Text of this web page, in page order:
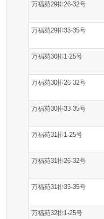
万福苑29排26-32号
万福苑29排33-35号
万福苑30排1-25号
万福苑30排26-32号
万福苑30排33-35号
万福苑31排1-25号
万福苑31排26-32号
万福苑31排33-35号
万福苑32排1-25号